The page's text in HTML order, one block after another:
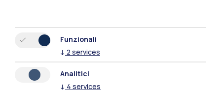
Funzionali
↓ 2 services
Analitici
↓ 4 services